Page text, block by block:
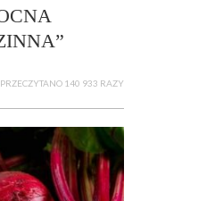
PRZECZYTANO 140 933 RAZY